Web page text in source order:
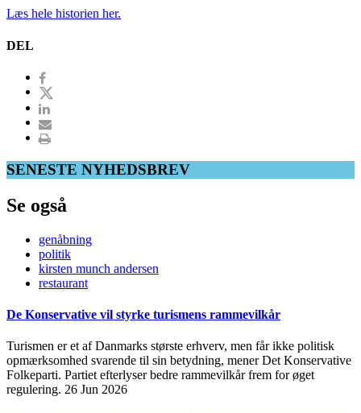
Læs hele historien her.
DEL
SENESTE NYHEDSBREV
Se også
genåbning
politik
kirsten munch andersen
restaurant
De Konservative vil styrke turismens rammevilkår
Turismen er et af Danmarks største erhverv, men får ikke politisk
opmærksomhed svarende til sin betydning, mener Det Konservative
Folkeparti. Partiet efterlyser bedre rammevilkår frem for øget
regulering. 26 Jun 2026